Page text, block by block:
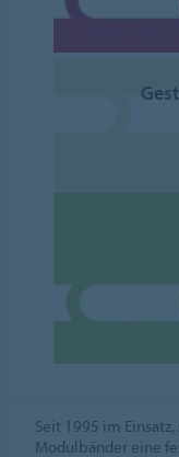
Seit 1995 im
Modulbänder eine